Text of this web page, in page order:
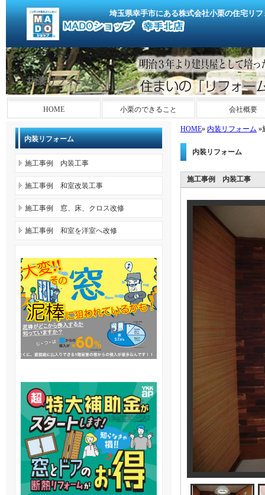
埼玉県幸手市にある株式会社小栗の住宅リ
内装リフォーム
HOME 小栗のできること 会社概要
HOME» 内装リフォーム »
内装リフォーム
施工事例 内装工事
内装リフォーム
施工事例 内装工事
施工事例 和室改装工事
施工事例 窓、床、クロス改修
施工事例 和室を洋室へ改修